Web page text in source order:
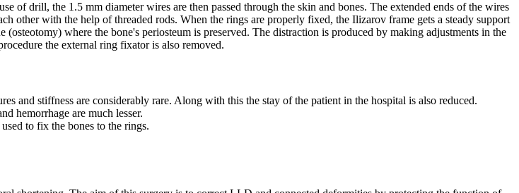
of drill, the 1.5 mm diameter wires are then passed through the skin and bones. The extended ends of the wires
other with the help of threaded rods. When the rings are properly fixed, the Ilizarov frame gets a steady support
where the bone's periosteum is preserved. The distraction is produced by making adjustments in the
the external ring fixator is also removed.
and stiffness are considerably rare. Along with this the stay of the patient in the hospital is also reduced.
hemorrhage are much lesser.
to fix the bones to the rings.